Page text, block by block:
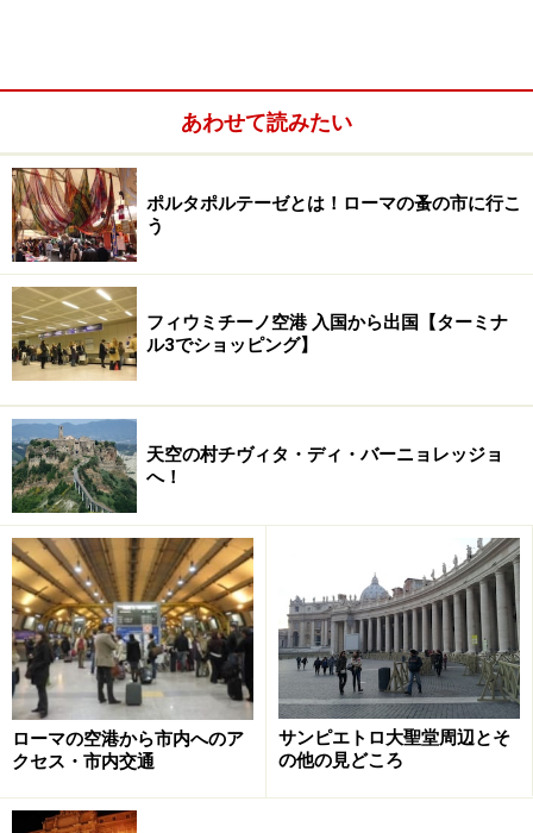
ダイジェストで見学しても「ローマに行ってきた！」と
日、2日あれば余裕で周ることができます。
ローマらしさがわかりやすいのは、
に代表される・古代」と「バチカンの威光輝く・バロッ
ク」。2000年の歴史が宿る街・ローマを大きく二つに分
けてご紹介します。穴場情報もあり！
ローマらしさ”がわかりやすい！ 古代ロー
マ帝国時代を今に伝える観光スポット5選
あわせて読みたい
ポルタポルテーゼとは！ローマの蚤の市に行こ
う
フィウミチーノ空港 入国から出国【ターミナ
ル3でショッピング】
天空の村チヴィタ・ディ・バーニョレッジョ
へ！
ローマの空港から市内へのア
クセス・市内交通
サンピエトロ大聖堂周辺とそ
の他の見どころ